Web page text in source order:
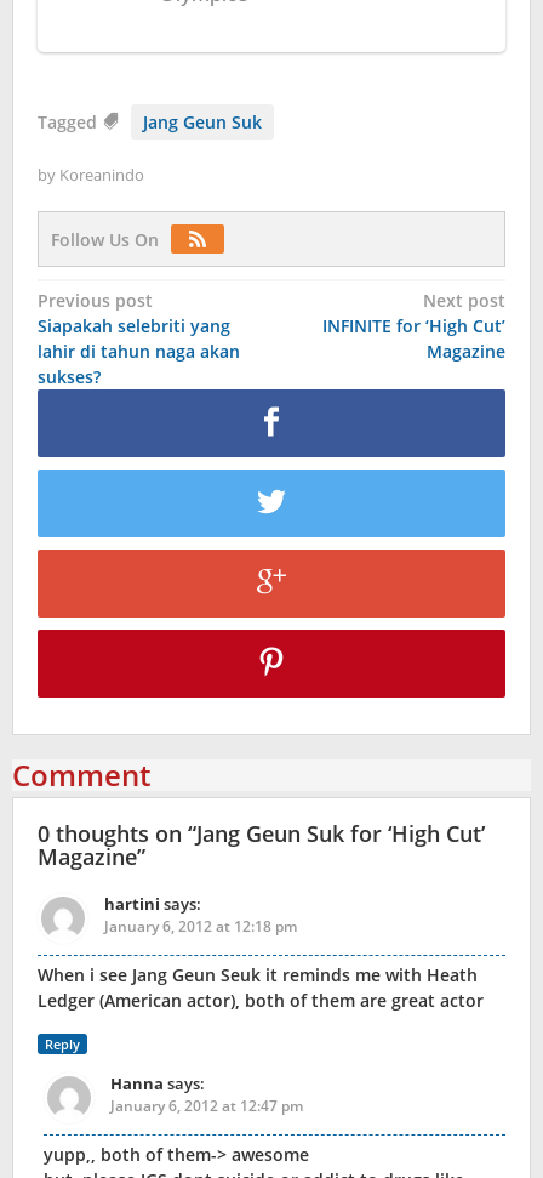
Tagged Jang Geun Suk
by Koreanindo
Follow Us On
Post
navigation
Previous post
Siapakah selebriti yang
lahir di tahun naga akan
sukses?
Next post
INFINITE for ‘High Cut’
Magazine
Comment
0 thoughts on “Jang Geun Suk for ‘High Cut’
Magazine”
hartini says:
January 6, 2012 at 12:18 pm
When i see Jang Geun Seuk it reminds me with Heath
Ledger (American actor), both of them are great actor
Reply
Hanna says:
January 6, 2012 at 12:47 pm
yupp,, both of them-> awesome